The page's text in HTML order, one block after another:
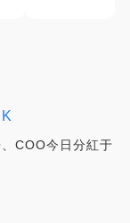
COO今日分紅于